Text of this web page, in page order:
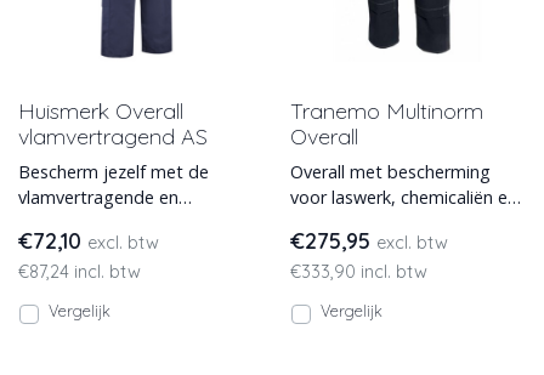
Huismerk Overall
vlamvertragend AS
Bescherm jezelf met de
vlamvertragende en
robuuste werkoverall biedt
vei
€72,10 excl. btw
€87,24 incl. btw
Vergelijk
Tranemo Multinorm
Overall
Overall met bescherming
voor laswerk, chemicaliën en
antistatisch en vlamboog we
€275,95 excl. btw
€333,90 incl. btw
Vergelijk